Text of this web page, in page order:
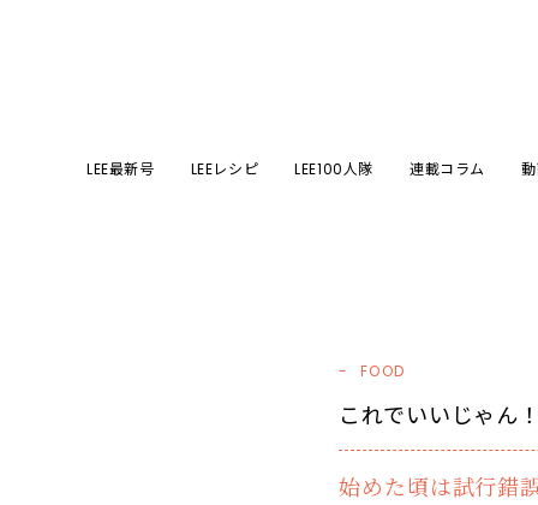
LEE最新号 LEEレシピ LEE100人隊 連載コラム
FOOD
これでいいじゃん
始めた頃は試行錯